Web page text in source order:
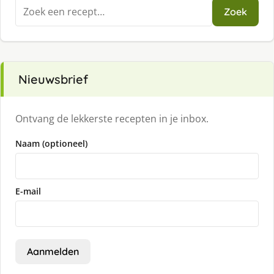
Zoeken
naar:
Zoek
Nieuwsbrief
Ontvang de lekkerste recepten in je inbox.
Naam (optioneel)
E-mail
Aanmelden